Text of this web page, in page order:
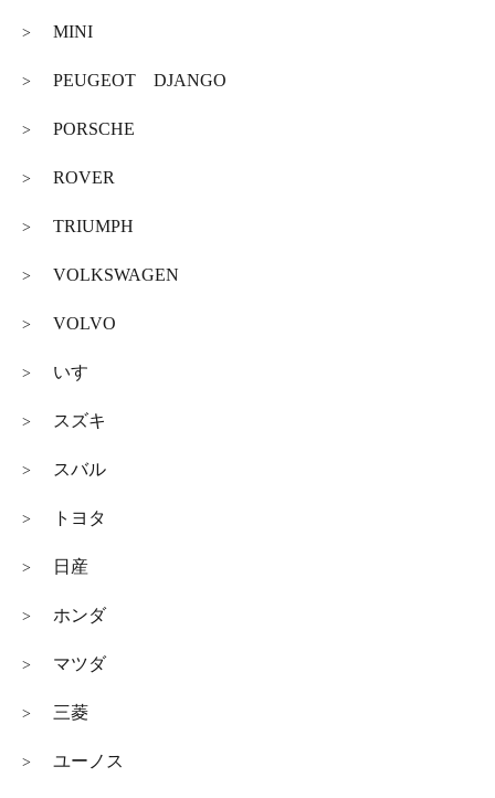
> MINI
> PEUGEOT DJANGO
> PORSCHE
> ROVER
> TRIUMPH
> VOLKSWAGEN
> VOLVO
> いすゞ
> スズキ
> スバル
> トヨタ
> 日産
> ホンダ
> マツダ
> 三菱
> ユーノス